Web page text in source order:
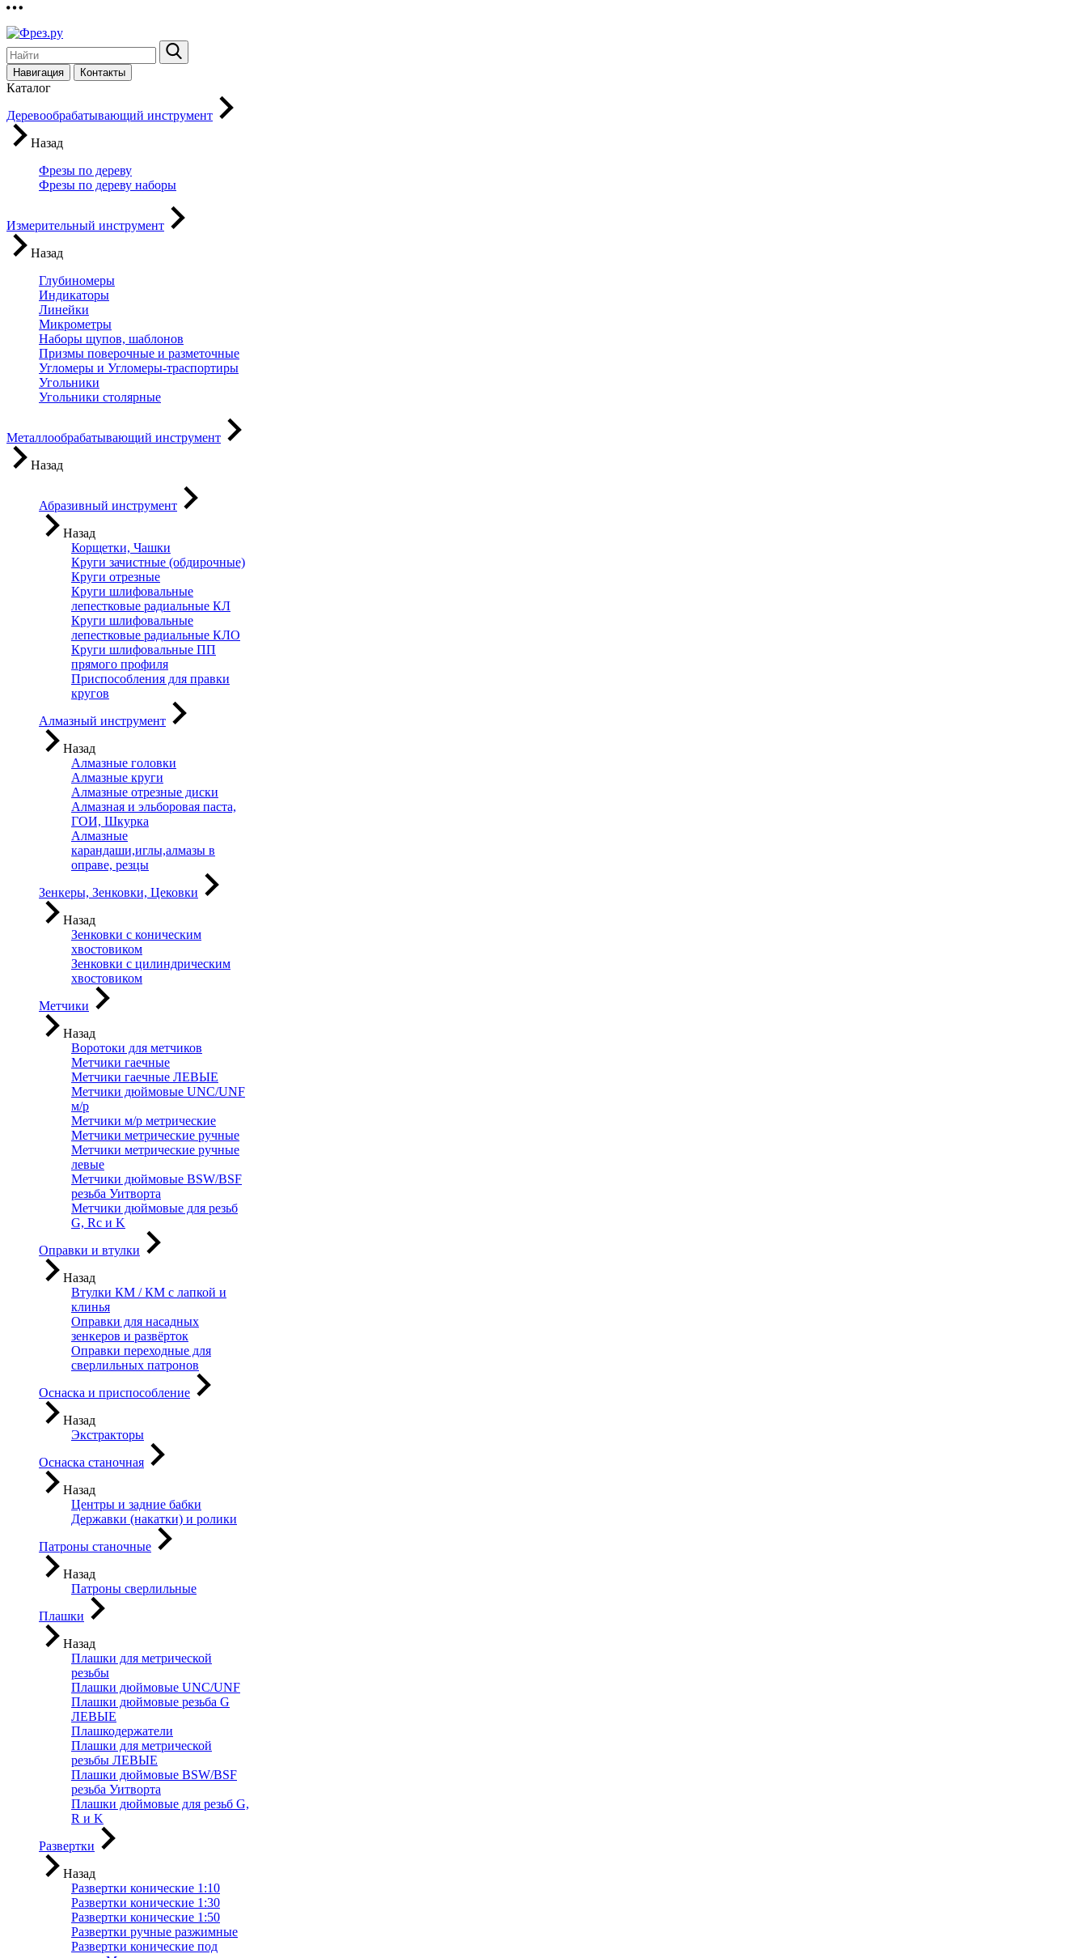
Навигация Контакты
Каталог
Деревообрабатывающий инструмент
Назад
Фрезы по дереву
Фрезы по дереву наборы
Измерительный инструмент
Назад
Глубиномеры
Индикаторы
Линейки
Микрометры
Наборы щупов, шаблонов
Призмы поверочные и разметочные
Угломеры и Угломеры-траспортиры
Угольники
Угольники столярные
Металлообрабатывающий инструмент
Назад
Абразивный инструмент
Назад
Корщетки, Чашки
Круги зачистные (обдирочные)
Круги отрезные
Круги шлифовальные
лепестковые радиальные КЛ
Круги шлифовальные
лепестковые радиальные КЛО
Круги шлифовальные ПП
прямого профиля
Приспособления для правки
кругов
Алмазный инструмент
Назад
Алмазные головки
Алмазные круги
Алмазные отрезные диски
Алмазная и эльборовая паста,
ГОИ, Шкурка
Алмазные
карандаши,иглы,алмазы в
оправе, резцы
Зенкеры, Зенковки, Цековки
Назад
Зенковки с коническим
хвостовиком
Зенковки с цилиндрическим
хвостовиком
Метчики
Назад
Воротоки для метчиков
Метчики гаечные
Метчики гаечные ЛЕВЫЕ
Метчики дюймовые UNC/UNF
м/р
Метчики м/р метрические
Метчики метрические ручные
Метчики метрические ручные
левые
Метчики дюймовые BSW/BSF
резьба Уитворта
Метчики дюймовые для резьб
G, Rc и K
Оправки и втулки
Назад
Втулки КМ / КМ с лапкой и
клинья
Оправки для насадных
зенкеров и развёрток
Оправки переходные для
сверлильных патронов
Оснаска и приспособление
Назад
Экстракторы
Оснаска станочная
Назад
Центры и задние бабки
Державки (накатки) и ролики
Патроны станочные
Назад
Патроны сверлильные
Плашки
Назад
Плашки для метрической
резьбы
Плашки дюймовые UNC/UNF
Плашки дюймовые резьба G
ЛЕВЫЕ
Плашкодержатели
Плашки для метрической
резьбы ЛЕВЫЕ
Плашки дюймовые BSW/BSF
резьба Уитворта
Плашки дюймовые для резьб G,
R и K
Развертки
Назад
Развертки конические 1:10
Развертки конические 1:30
Развертки конические 1:50
Развертки ручные разжимные
Развертки конические под